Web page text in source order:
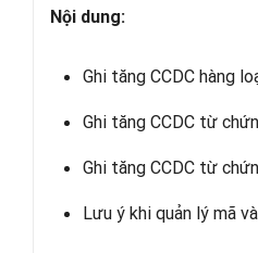
Nội dung:
Ghi tăng CCDC hàng
Ghi tăng CCDC từ
Ghi tăng CCDC từ
Lưu ý khi quản lý mã